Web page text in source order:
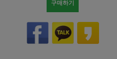
구매하기